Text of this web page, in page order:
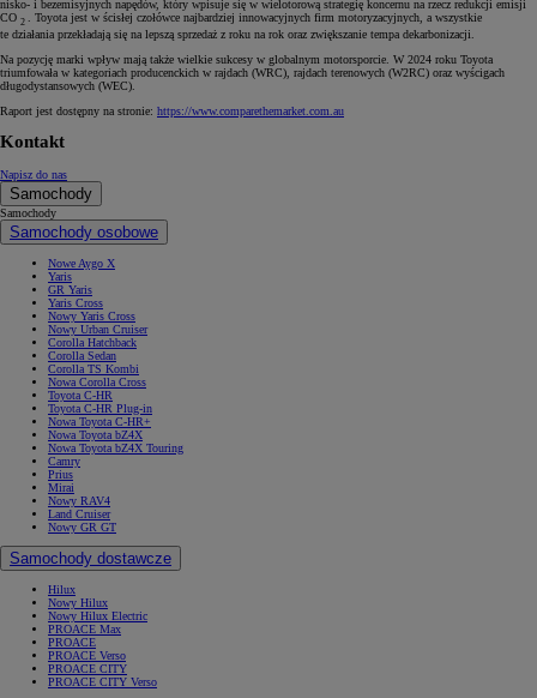
nisko- i bezemisyjnych napędów, który wpisuje się w wielotorową strategię koncernu na rzecz redukcji emisji
CO 2
. Toyota jest w ścisłej czołówce najbardziej innowacyjnych firm motoryzacyjnych, a wszystkie
te działania przekładają się na lepszą sprzedaż z roku na rok oraz zwiększanie tempa dekarbonizacji.
Na pozycję marki wpływ mają także wielkie sukcesy w globalnym motorsporcie. W 2024 roku Toyota
triumfowała w kategoriach producenckich w rajdach (WRC), rajdach terenowych (W2RC) oraz wyścigach
długodystansowych (WEC).
Raport jest dostępny na stronie: https://www.comparethemarket.com.au
Kontakt
Napisz do nas
Samochody
Samochody
Samochody osobowe
Nowe Aygo X
Yaris
GR Yaris
Yaris Cross
Nowy Yaris Cross
Nowy Urban Cruiser
Corolla Hatchback
Corolla Sedan
Corolla TS Kombi
Nowa Corolla Cross
Toyota C-HR
Toyota C-HR Plug-in
Nowa Toyota C-HR+
Nowa Toyota bZ4X
Nowa Toyota bZ4X Touring
Camry
Prius
Mirai
Nowy RAV4
Land Cruiser
Nowy GR GT
Samochody dostawcze
Hilux
Nowy Hilux
Nowy Hilux Electric
PROACE Max
PROACE
PROACE Verso
PROACE CITY
PROACE CITY Verso